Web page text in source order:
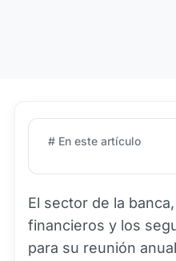
# En este artículo
El sector de la
financieros y los
para su reunión